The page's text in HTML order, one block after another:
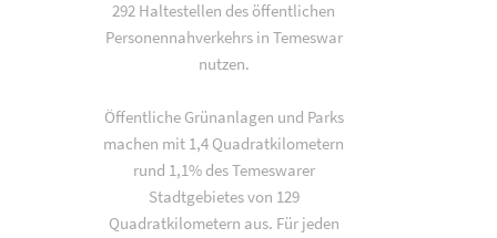
292 Haltestellen des öffentlichen
Personennahverkehrs in Temeswar
nutzen.
Öffentliche Grünanlagen und Parks
machen mit 1,4 Quadratkilometern
rund 1,1% des Temeswarer
Stadtgebietes von 129
Quadratkilometern aus. Für jeden